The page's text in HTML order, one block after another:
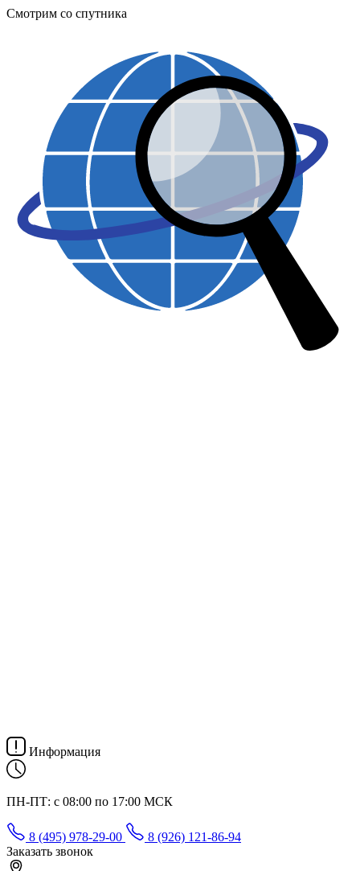
Смотрим со спутника
Информация
ПН-ПТ: с 08:00 по 17:00 МСК
8 (495) 978-29-00
8 (926) 121-86-94
Заказать звонок